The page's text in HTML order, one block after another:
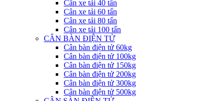
Cân xe tải 40 tấn
Cân xe tải 60 tấn
Cân xe tải 80 tấn
Cân xe tải 100 tấn
CÂN BÀN ĐIỆN TỬ
Cân bàn điện tử 60kg
Cân bàn điện tử 100kg
Cân bàn điện tử 150kg
Cân bàn điện tử 200kg
Cân bàn điện tử 300kg
Cân bàn điện tử 500kg